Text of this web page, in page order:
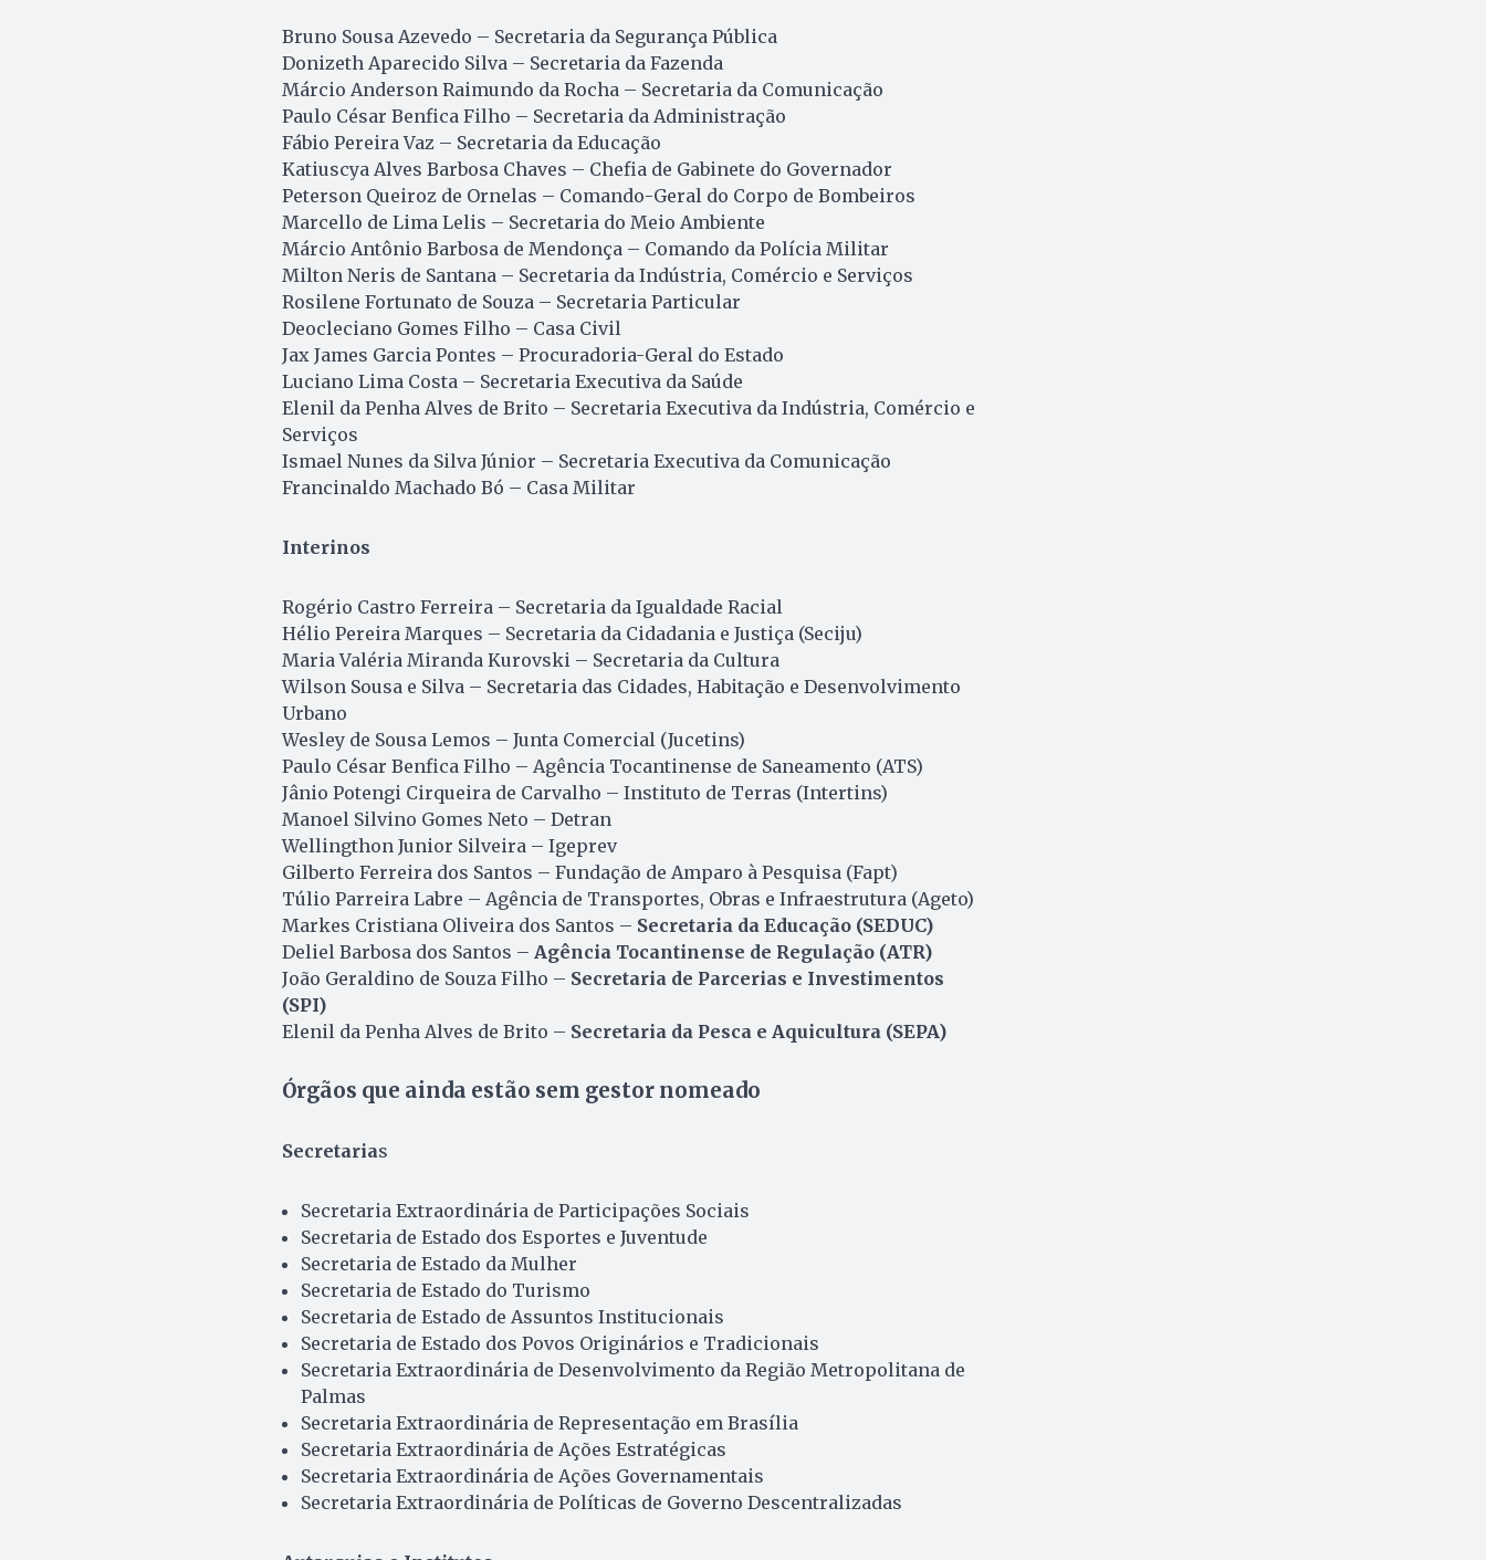
Bruno Sousa Azevedo – Secretaria da Segurança Pública
Donizeth Aparecido Silva – Secretaria da Fazenda
Márcio Anderson Raimundo da Rocha – Secretaria da Comunicação
Paulo César Benfica Filho – Secretaria da Administração
Fábio Pereira Vaz – Secretaria da Educação
Katiuscya Alves Barbosa Chaves – Chefia de Gabinete do Governador
Peterson Queiroz de Ornelas – Comando-Geral do Corpo de Bombeiros
Marcello de Lima Lelis – Secretaria do Meio Ambiente
Márcio Antônio Barbosa de Mendonça – Comando da Polícia Militar
Milton Neris de Santana – Secretaria da Indústria, Comércio e Serviços
Rosilene Fortunato de Souza – Secretaria Particular
Deocleciano Gomes Filho – Casa Civil
Jax James Garcia Pontes – Procuradoria-Geral do Estado
Luciano Lima Costa – Secretaria Executiva da Saúde
Elenil da Penha Alves de Brito – Secretaria Executiva da Indústria, Comércio e
Serviços
Ismael Nunes da Silva Júnior – Secretaria Executiva da Comunicação
Francinaldo Machado Bó – Casa Militar
Interinos
Rogério Castro Ferreira – Secretaria da Igualdade Racial
Hélio Pereira Marques – Secretaria da Cidadania e Justiça (Seciju)
Maria Valéria Miranda Kurovski – Secretaria da Cultura
Wilson Sousa e Silva – Secretaria das Cidades, Habitação e Desenvolvimento
Urbano
Wesley de Sousa Lemos – Junta Comercial (Jucetins)
Paulo César Benfica Filho – Agência Tocantinense de Saneamento (ATS)
Jânio Potengi Cirqueira de Carvalho – Instituto de Terras (Intertins)
Manoel Silvino Gomes Neto – Detran
Wellingthon Junior Silveira – Igeprev
Gilberto Ferreira dos Santos – Fundação de Amparo à Pesquisa (Fapt)
Túlio Parreira Labre – Agência de Transportes, Obras e Infraestrutura (Ageto)
Markes Cristiana Oliveira dos Santos – Secretaria da Educação (SEDUC)
Deliel Barbosa dos Santos – Agência Tocantinense de Regulação (ATR)
João Geraldino de Souza Filho – Secretaria de Parcerias e Investimentos
(SPI)
Elenil da Penha Alves de Brito – Secretaria da Pesca e Aquicultura (SEPA)
Órgãos que ainda estão sem gestor nomeado
Secretarias
Secretaria Extraordinária de Participações Sociais
Secretaria de Estado dos Esportes e Juventude
Secretaria de Estado da Mulher
Secretaria de Estado do Turismo
Secretaria de Estado de Assuntos Institucionais
Secretaria de Estado dos Povos Originários e Tradicionais
Secretaria Extraordinária de Desenvolvimento da Região Metropolitana de
Palmas
Secretaria Extraordinária de Representação em Brasília
Secretaria Extraordinária de Ações Estratégicas
Secretaria Extraordinária de Ações Governamentais
Secretaria Extraordinária de Políticas de Governo Descentralizadas